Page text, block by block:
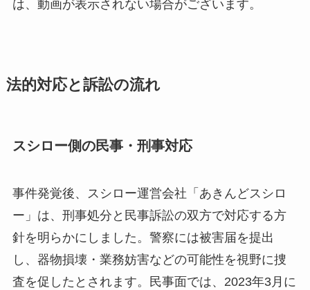
は、動画が表示されない場合がございます。
法的対応と訴訟の流れ
スシロー側の民事・刑事対応
事件発覚後、スシロー運営会社「あきんどスシロ
ー」は、刑事処分と民事訴訟の双方で対応する方
針を明らかにしました。警察には被害届を提出
し、器物損壊・業務妨害などの可能性を視野に捜
査を促したとされます。民事面では、2023年3月に